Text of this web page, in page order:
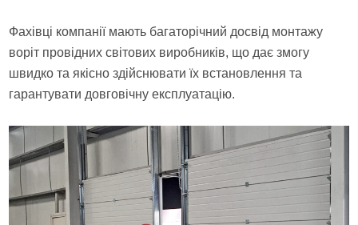
Фахівці компанії мають багаторічний досвід монтажу
воріт провідних світових виробників, що дає змогу
швидко та якісно здійснювати їх встановлення та
гарантувати довговічну експлуатацію.